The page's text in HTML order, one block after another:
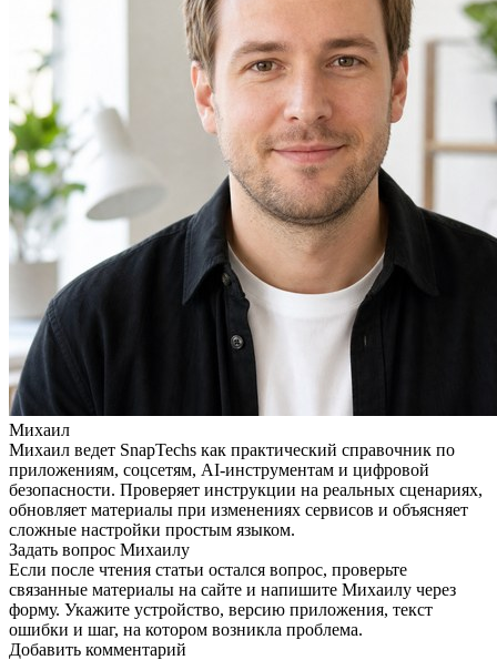
Михаил
Михаил ведет SnapTechs как практический справочник по
приложениям, соцсетям, AI-инструментам и цифровой
безопасности. Проверяет инструкции на реальных сценариях,
обновляет материалы при изменениях сервисов и объясняет
сложные настройки простым языком.
Задать вопрос Михаилу
Если после чтения статьи остался вопрос, проверьте
связанные материалы на сайте и напишите Михаилу через
форму. Укажите устройство, версию приложения, текст
ошибки и шаг, на котором возникла проблема.
Добавить комментарий